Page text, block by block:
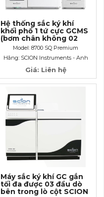
Hệ thống sắc ký khí
khối phổ 1 tứ cực GCMS
(bơm chân không 02
cấp) 8700 SQ Premium
Model: 8700 SQ Premium
Hãng: SCION Instruments - Anh
Giá: Liên hệ
Máy sắc ký khí GC gắn
tối đa được 03 đầu dò
bên trong lò cột SCION